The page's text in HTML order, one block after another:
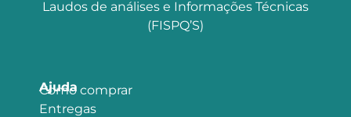
Laudos de análises e Informações Técnicas
(FISPQ’S)
Ajuda
Como comprar
Entregas